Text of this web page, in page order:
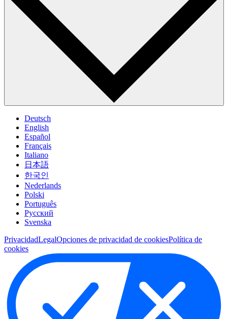
Deutsch
English
Español
Français
Italiano
日本語
한국인
Nederlands
Polski
Português
Pусский
Svenska
PrivacidadLegalOpciones de privacidad de cookiesPolítica de
cookies